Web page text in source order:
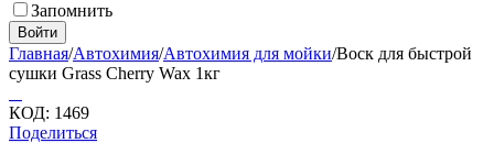
Запомнить
Войти
Главная/Автохимия/Автохимия для мойки/Воск для быстрой
сушки Grass Cherry Wax 1кг
КОД: 1469
Поделиться